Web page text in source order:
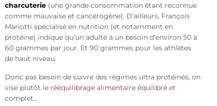
charcuterie (une grande consommation étant reconnue
comme mauvaise et cancérogène). D’ailleurs, François
Mariotti spécialisé en nutrition (et notamment en
protéine) indique qu’un adulte à un besoin d’environ 50 à
60 grammes par jour. Et 90 grammes pour les athlètes
de haut niveau.
Donc pas besoin de suivre des régimes ultra protéinés, on
vise plutôt le rééquilibrage alimentaire équilibré et
complet…